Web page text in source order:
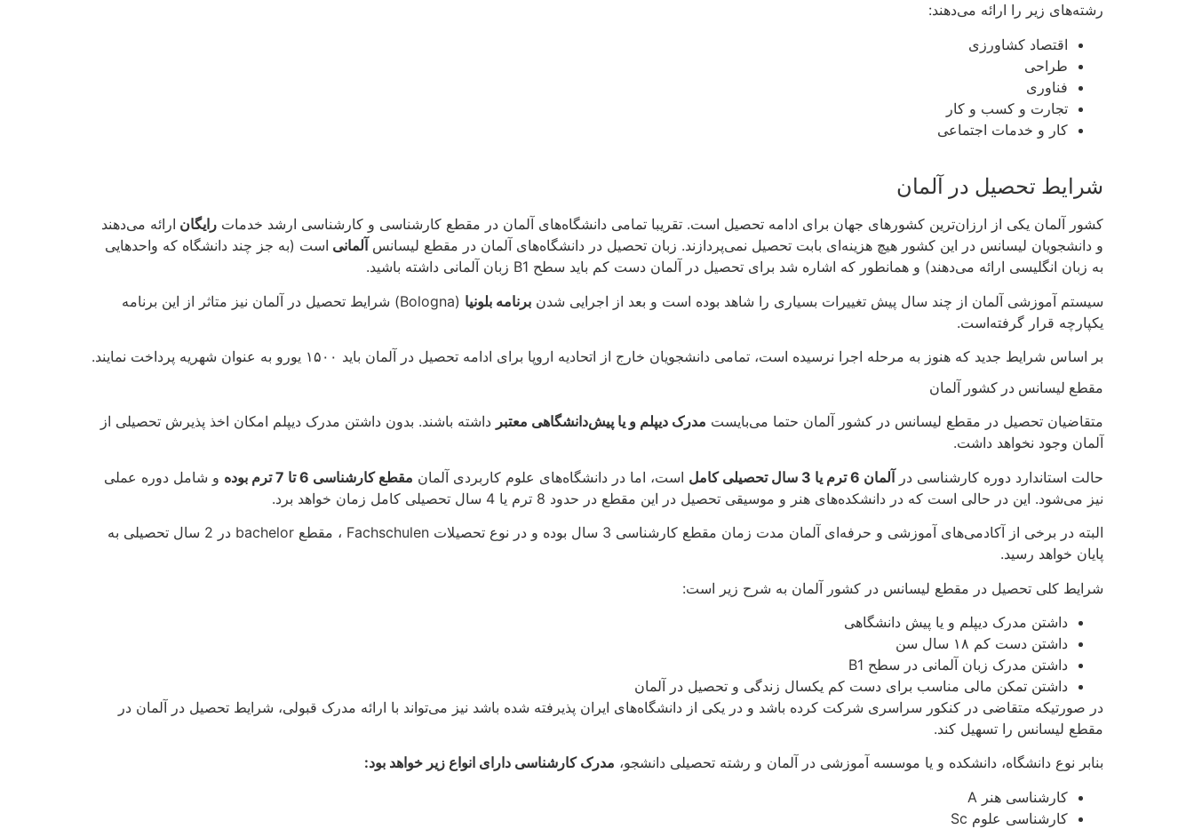
رشته‌های زیر را ارائه می‌دهند:
اقتصاد کشاورزی
طراحی
فناوری
تجارت و کسب و کار
کار و خدمات اجتماعی
شرایط تحصیل در آلمان
کشور آلمان یکی از ارزان‌ترین کشورهای جهان برای ادامه تحصیل است. تقریبا تمامی دانشگاه‌های آلمان در مقطع کارشناسی و کارشناسی ارشد خدمات رایگان ارائه می‌دهند
و دانشجویان لیسانس در این کشور هیچ هزینه‌ای بابت تحصیل نمی‌پردازند. زبان تحصیل در دانشگاه‌های آلمان در مقطع لیسانس آلمانی است (به جز چند دانشگاه که واحدهایی
به زبان انگلیسی ارائه می‌دهند) و همانطور که اشاره شد برای تحصیل در آلمان دست کم باید سطح B1 زبان آلمانی داشته باشید.
سیستم آموزشی آلمان از چند سال پیش تغییرات بسیاری را شاهد بوده‌ است و بعد از اجرایی شدن برنامه بلونیا
(Bologna) شرایط تحصیل در آلمان نیز متاثر از این برنامه
یکپارچه قرار گرفته‌است.
بر اساس شرایط جدید که هنوز به مرحله اجرا نرسیده است، تمامی دانشجویان خارج از اتحادیه اروپا برای ادامه تحصیل در آلمان باید ۱۵۰۰ یورو به عنوان شهریه پرداخت نمایند.
مقطع لیسانس در کشور آلمان
متقاضیان تحصیل در مقطع لیسانس در کشور آلمان حتما می‌بایست مدرک دیپلم و یا پیش‌دانشگاهی معتبر داشته باشند. بدون داشتن مدرک دیپلم امکان اخذ پذیرش تحصیلی از
آلمان وجود نخواهد داشت.
حالت استاندارد دوره کارشناسی در آلمان 6 ترم یا 3 سال تحصیلی کامل است، اما در دانشگاه‌های علوم کاربردی آلمان مقطع کارشناسی 6 تا 7 ترم بوده
و شامل دوره عملی
نیز می‌شود. این در حالی است که در دانشکده‌های هنر و موسیقی تحصیل در این مقطع در حدود 8 ترم یا 4 سال تحصیلی کامل زمان خواهد برد.
البته در برخی از آکادمی‌های آموزشی و حرفه‌ای آلمان مدت زمان مقطع کارشناسی 3 سال بوده و در نوع تحصیلات Fachschulen ، مقطع bachelor در 2 سال تحصیلی به
پایان خواهد رسید.
شرایط کلی تحصیل در مقطع لیسانس در کشور آلمان به شرح زیر است:
داشتن مدرک دیپلم و یا پیش دانشگاهی
داشتن دست کم ۱۸ سال سن
داشتن مدرک زبان آلمانی در سطح B1
داشتن تمکن مالی مناسب برای دست کم یکسال زندگی و تحصیل در آلمان
در صورتیکه متقاضی در کنکور سراسری شرکت کرده‌ باشد و در یکی از دانشگاه‌های ایران پذیرفته شده باشد نیز می‌تواند با ارائه مدرک قبولی، شرایط تحصیل در آلمان در
مقطع لیسانس را تسهیل کند.
بنابر نوع دانشگاه، دانشکده و یا موسسه آموزشی در آلمان و رشته تحصیلی دانشجو، مدرک کارشناسی دارای انواع زیر خواهد بود:
کارشناسی هنر A
کارشناسی علوم Sc